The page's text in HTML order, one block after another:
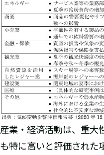
産業・経済活動は、重大
も特に高いと評価された